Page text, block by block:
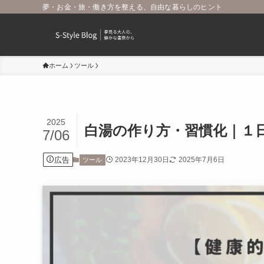
夢・お金・旅・働き方を整える、自由な暮らしのヒント
ホーム ツール
白湯の作り方・習慣化｜１
2025
7/06
広告 ツール 2023年12月30日 2025年7月6日